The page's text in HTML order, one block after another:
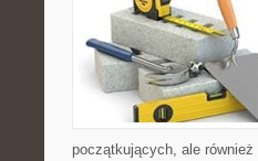
początkujących, ale